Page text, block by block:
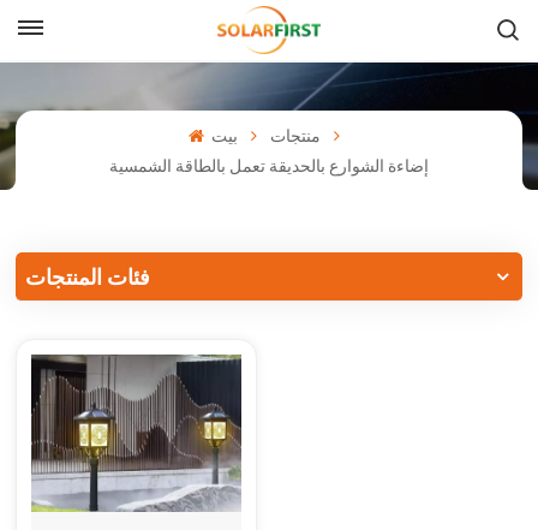
中文
Русский
Español
Português
日本語
بيت
منتجات
إضاءة الشوارع بالحديقة تعمل بالطاقة الشمسية
فئات المنتجات